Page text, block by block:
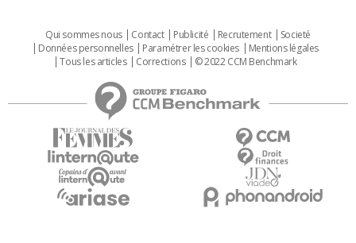
Qui sommes nous Contact Publicité Recrutement
Societé
Données personnelles
Paramétrer les cookies
Mentions légales
Tous les articles
Corrections © 2022 CCM Benchmark